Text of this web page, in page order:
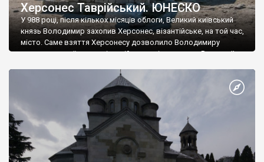
Херсонес Таврійський. ЮНЕСКО
У 988 році, після кількох місяців облоги, Великий київський
князь Володимир захопив Херсонес, візантійське, на той час,
місто. Саме взяття Херсонесу дозволило Володимиру
диктувати свої умови візантійському імператору Василю ІІ, та
Херсонесі Володимир-язичник, став Василем-християнином.
А потім було Хрещення Русі. На честь Херсонесу Таврійського